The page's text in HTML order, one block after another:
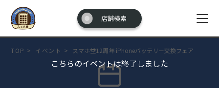
店舗検索
TOP > イベント > スマホ堂12周年 iPhoneバッテリー交換フェア
こちらのイベントは終了しました